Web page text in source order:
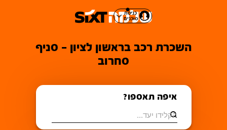
כניסת
סוכנים
השכרת רכב בראשון לציון - סניף
סחרוב
איפה תאספו?